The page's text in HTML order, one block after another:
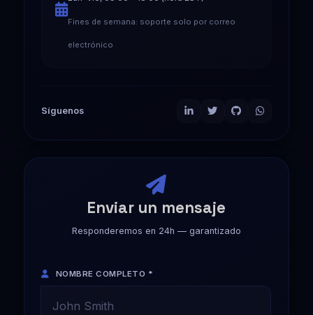
Fines de semana: soporte solo por correo
electrónico
Síguenos
Enviar un mensaje
Responderemos en 24h — garantizado
NOMBRE COMPLETO *